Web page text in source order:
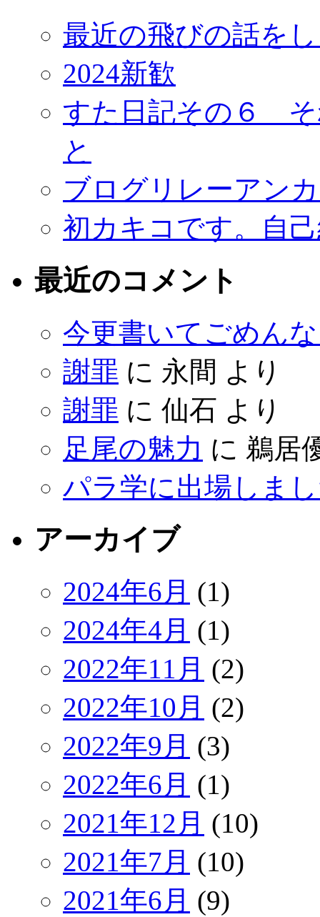
最近の飛びの話を
2024新歓
すた日記その６ そ
と
ブログリレーアン
初カキコです。自
最近のコメント
今更書いてごめん
謝罪 に 永間 より
謝罪 に 仙石 より
足尾の魅力 に 鵜居
パラ学に出場しま
アーカイブ
2024年6月 (1)
2024年4月 (1)
2022年11月 (2)
2022年10月 (2)
2022年9月 (3)
2022年6月 (1)
2021年12月 (10)
2021年7月 (10)
2021年6月 (9)